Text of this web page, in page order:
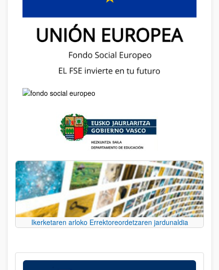
Ikerketaren arloko Errektoreordetzaren jardunaldia